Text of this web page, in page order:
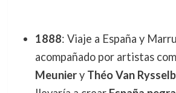
1888: Viaje a España y
acompañado por artistas
Meuniery Théo Van